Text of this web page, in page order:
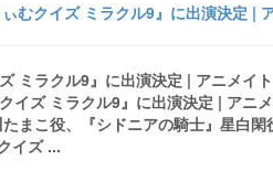
むクイズ ミラクル9』に出演決定 |
ミラクル9』に出演決定 | アニメイ
イズ ミラクル9』に出演決定 | アニ
まこ役、『シドニアの騎士』星白閑
イズ ...